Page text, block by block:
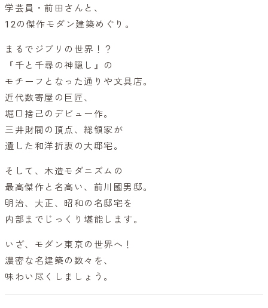
学芸員・前田さんと、
12の傑作モダン建築めぐり。
まるでジブリの世界！？
『千と千尋の神隠し』の
モチーフとなった通りや文具店。
近代数寄屋の巨匠、
堀口捨己のデビュー作。
三井財閥の頂点、総領家が
遺した和洋折衷の大邸宅。
そして、木造モダニズムの
最高傑作と名高い、前川國男邸。
明治、大正、昭和の名邸宅を
内部までじっくり堪能します。
いざ、モダン東京の世界へ！
濃密な名建築の数々を、
味わい尽くしましょう。